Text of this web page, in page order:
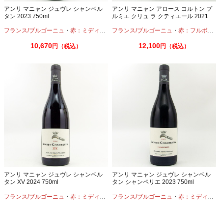
アンリ マニャン ジュヴレ シャンベル
タン 2023 750ml
フランス/ブルゴーニュ ・ 赤：ミディアムボディ ・ピノノワール
10,670円（税込）
アンリ マニャン アロース コルトン プ
ルミエ クリュ ラ クティエール 2021
フランス/ブルゴーニュ ・赤：フルボディ
12,100円（税込）
アンリ マニャン ジュヴレ シャンベル
タン XV 2024 750ml
フランス/ブルゴーニュ ・ 赤：ミディアムボディ ・ピノノワール
アンリ マニャン ジュヴレ シャンベル
タン シャンペリエ 2023 750ml
フランス/ブルゴーニュ ・赤：ミディアムボディ